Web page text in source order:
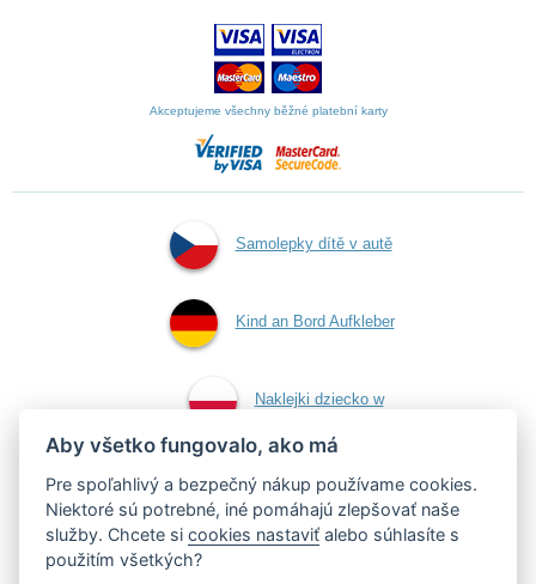
Akceptujeme všechny běžné platební karty
Samolepky dítě v autě
Kind an Bord Aufkleber
Naklejki dziecko w
aucie
Aby všetko fungovalo, ako má
Pre spoľahlivý a bezpečný nákup používame cookies.
Niektoré sú potrebné, iné pomáhajú zlepšovať naše
služby. Chcete sicookies nastaviť alebo súhlasíte s
použitím všetkých?